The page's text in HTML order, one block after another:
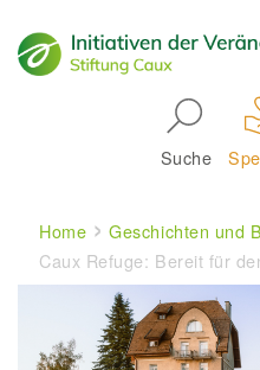
Suche
Breadcrumb
Home Geschichten und
Caux Refuge: Bereit für